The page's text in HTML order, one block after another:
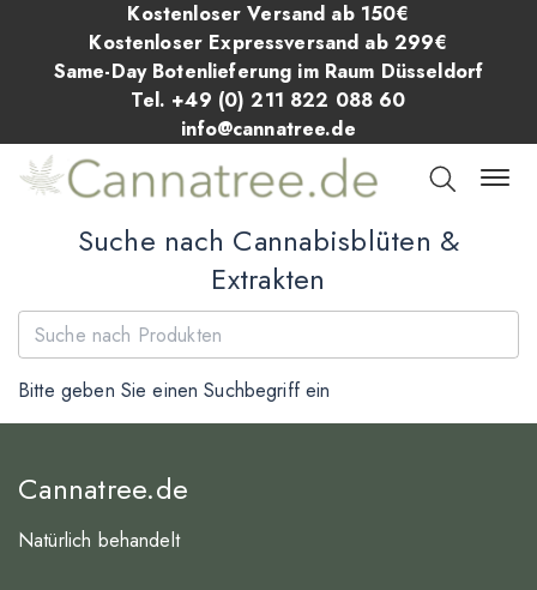
Kostenloser Versand ab 150€
Kostenloser Expressversand ab 299€
Same-Day Botenlieferung im Raum Düsseldorf
Tel. +49 (0) 211 822 088 60
info@cannatree.de
Suche nach Cannabisblüten &
Extrakten
Bitte geben Sie einen Suchbegriff ein
Cannatree.de
Natürlich behandelt